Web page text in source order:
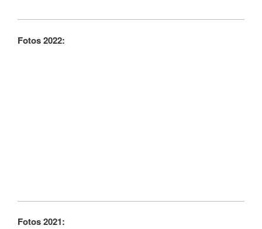
Fotos 2022:
Fotos 2021: